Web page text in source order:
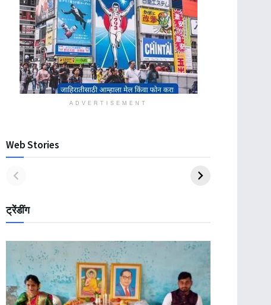
ADVERTISEMENT
Web Stories
ट्रेंडींग